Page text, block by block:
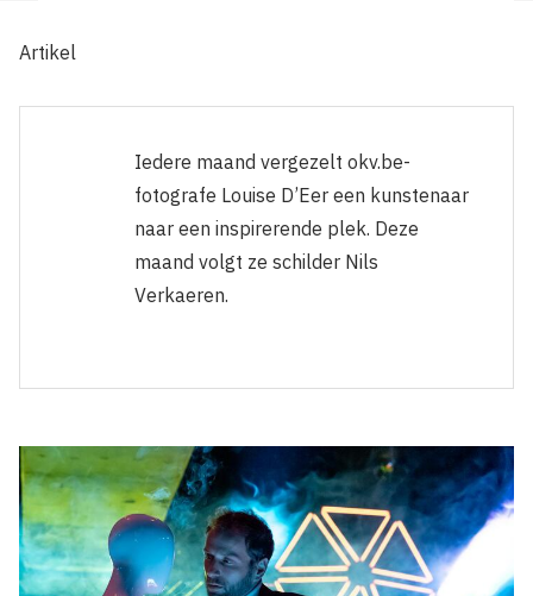
Artikel
Iedere maand vergezelt okv.be-
fotografe Louise D’Eer een kunstenaar
naar een inspirerende plek. Deze
maand volgt ze schilder Nils
Verkaeren.